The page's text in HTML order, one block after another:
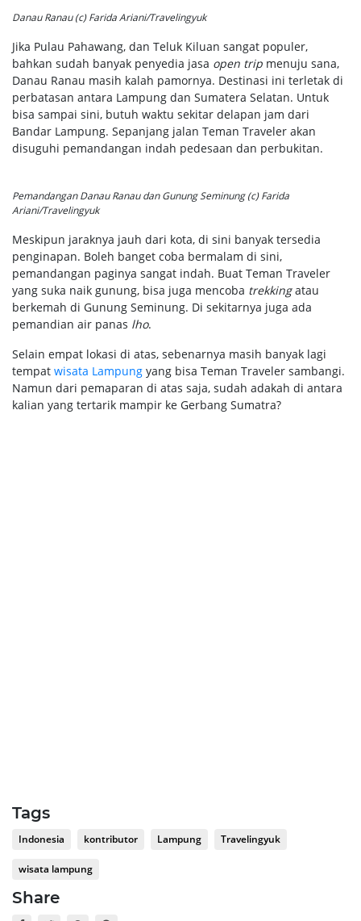
Danau Ranau (c) Farida Ariani/Travelingyuk
Jika Pulau Pahawang, dan Teluk Kiluan sangat populer,
bahkan sudah banyak penyedia jasa open trip menuju sana,
Danau Ranau masih kalah pamornya. Destinasi ini terletak di
perbatasan antara Lampung dan Sumatera Selatan. Untuk
bisa sampai sini, butuh waktu sekitar delapan jam dari
Bandar Lampung. Sepanjang jalan Teman Traveler akan
disuguhi pemandangan indah pedesaan dan perbukitan.
Pemandangan Danau Ranau dan Gunung Seminung (c) Farida
Ariani/Travelingyuk
Meskipun jaraknya jauh dari kota, di sini banyak tersedia
penginapan. Boleh banget coba bermalam di sini,
pemandangan paginya sangat indah. Buat Teman Traveler
yang suka naik gunung, bisa juga mencoba trekkingatau
berkemah di Gunung Seminung. Di sekitarnya juga ada
pemandian air panas lho.
Selain empat lokasi di atas, sebenarnya masih banyak lagi
tempat wisata Lampung yang bisa Teman Traveler sambangi.
Namun dari pemaparan di atas saja, sudah adakah di antara
kalian yang tertarik mampir ke Gerbang Sumatra?
Tags
Indonesia kontributor Lampung Travelingyuk
wisata lampung
Share